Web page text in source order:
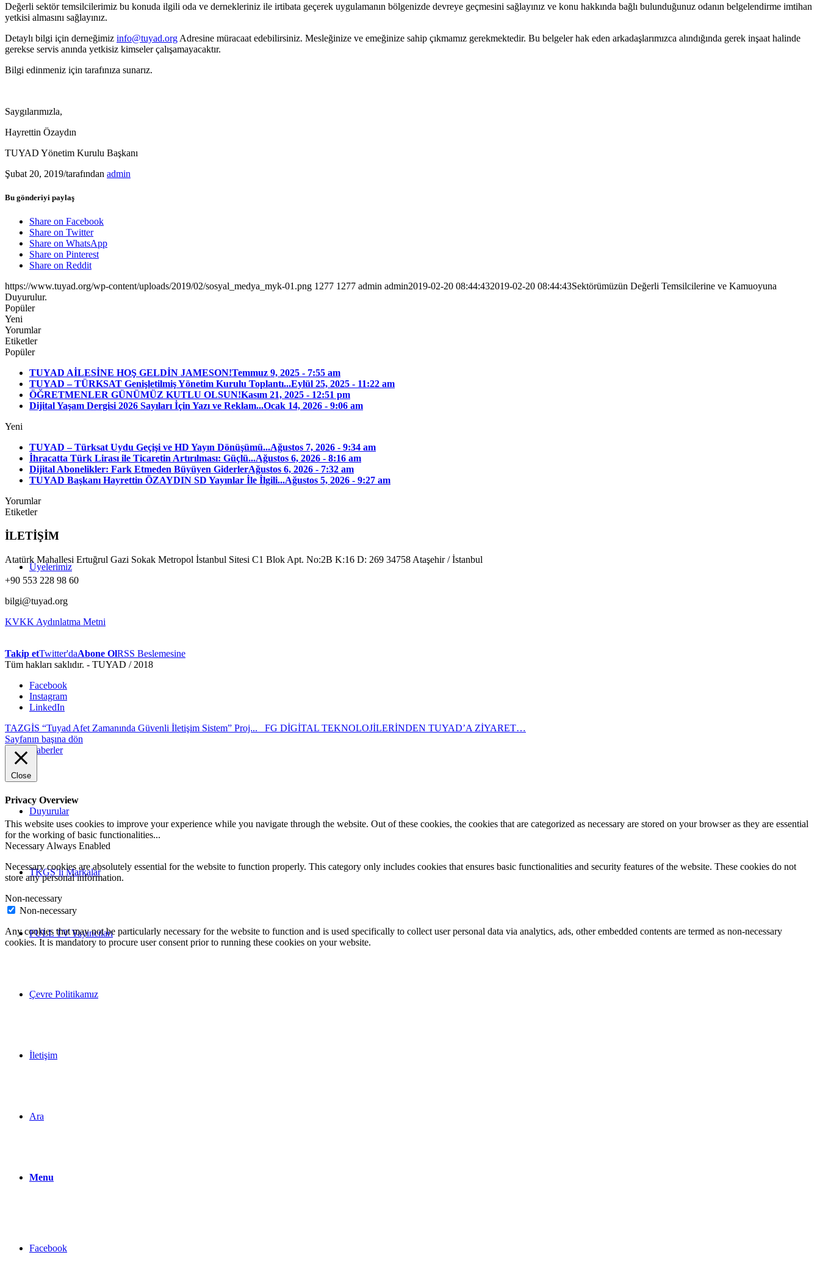
Üyelerimiz
Haberler
Duyurular
TKGS’li Markalar
FULL TV Yayıncıları
Çevre Politikamız
İletişim
Ara
Menu
Facebook
Değerli sektör temsilcilerimiz bu konuda ilgili oda ve dernekleriniz ile irtibata geçerek uygulamanın bölgenizde devreye geçmesini sağlayınız ve konu hakkında bağlı bulunduğunuz odanın belgelendirme imtihan
yetkisi almasını sağlayınız.
Detaylı bilgi için derneğimiz info@tuyad.org Adresine müracaat edebilirsiniz. Mesleğinize ve emeğinize sahip çıkmamız gerekmektedir. Bu belgeler hak eden arkadaşlarımızca alındığında gerek inşaat halinde
gerekse servis anında yetkisiz kimseler çalışamayacaktır.
Bilgi edinmeniz için tarafınıza sunarız.
Saygılarımızla,
Hayrettin Özaydın
TUYAD Yönetim Kurulu Başkanı
Şubat 20, 2019/tarafından admin
Bu gönderiyi paylaş
Share on Facebook
Share on Twitter
Share on WhatsApp
Share on Pinterest
Share on Reddit
https://www.tuyad.org/wp-content/uploads/2019/02/sosyal_medya_myk-01.png 1277 1277 admin admin2019-02-20 08:44:432019-02-20 08:44:43Sektörümüzün Değerli Temsilcilerine ve Kamuoyuna
Duyurulur.
Popüler
Yeni
Yorumlar
Etiketler
Popüler
TUYAD AİLESİNE HOŞ GELDİN JAMESON!Temmuz 9, 2025 - 7:55 am
TUYAD – TÜRKSAT Genişletilmiş Yönetim Kurulu Toplantı...Eylül 25, 2025 - 11:22 am
ÖĞRETMENLER GÜNÜMÜZ KUTLU OLSUN!Kasım 21, 2025 - 12:51 pm
Dijital Yaşam Dergisi 2026 Sayıları İçin Yazı ve Reklam...Ocak 14, 2026 - 9:06 am
Yeni
TUYAD – Türksat Uydu Geçişi ve HD Yayın Dönüşümü...Ağustos 7, 2026 - 9:34 am
İhracatta Türk Lirası ile Ticaretin Artırılması: Güçlü...Ağustos 6, 2026 - 8:16 am
Dijital Abonelikler: Fark Etmeden Büyüyen GiderlerAğustos 6, 2026 - 7:32 am
TUYAD Başkanı Hayrettin ÖZAYDIN SD Yayınlar İle İlgili...Ağustos 5, 2026 - 9:27 am
Yorumlar
Etiketler
İLETİŞİM
Atatürk Mahallesi Ertuğrul Gazi Sokak Metropol İstanbul Sitesi C1 Blok Apt. No:2B K:16 D: 269 34758 Ataşehir / İstanbul
+90 553 228 98 60
bilgi@tuyad.org
KVKK Aydınlatma Metni
Takip etTwitter'daAbone OlRSS Beslemesine
Tüm hakları saklıdır. - TUYAD / 2018
Facebook
Instagram
LinkedIn
TAZGİS “Tuyad Afet Zamanında Güvenli İletişim Sistem” Proj...
FG DİGİTAL TEKNOLOJİLERİNDEN TUYAD’A ZİYARET…
Sayfanın başına dön
Close
Privacy Overview
This website uses cookies to improve your experience while you navigate through the website. Out of these cookies, the cookies that are categorized as necessary are stored on your browser as they are essential
for the working of basic functionalities...
Necessary Always Enabled
Necessary cookies are absolutely essential for the website to function properly. This category only includes cookies that ensures basic functionalities and security features of the website. These cookies do not
store any personal information.
Non-necessary
Non-necessary
Any cookies that may not be particularly necessary for the website to function and is used specifically to collect user personal data via analytics, ads, other embedded contents are termed as non-necessary
cookies. It is mandatory to procure user consent prior to running these cookies on your website.